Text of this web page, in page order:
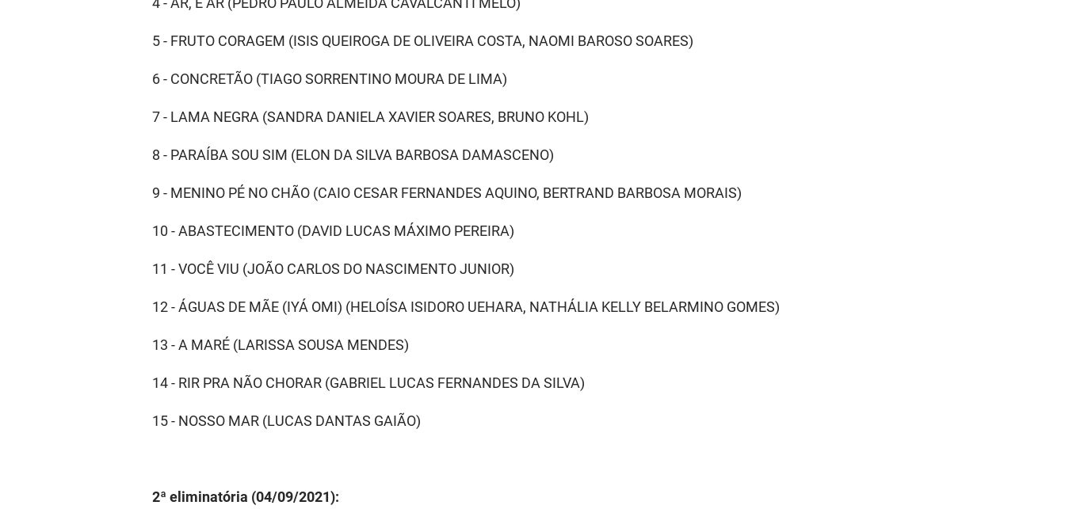
5 - FRUTO CORAGEM (ISIS QUEIROGA DE OLIVEIRA COSTA, NAOMI BAROSO SOARES)
6 - CONCRETÃO (TIAGO SORRENTINO MOURA DE LIMA)
7 - LAMA NEGRA (SANDRA DANIELA XAVIER SOARES, BRUNO KOHL)
8 - PARAÍBA SOU SIM (ELON DA SILVA BARBOSA DAMASCENO)
9 - MENINO PÉ NO CHÃO (CAIO CESAR FERNANDES AQUINO, BERTRAND BARBOSA MORAIS)
10 - ABASTECIMENTO (DAVID LUCAS MÁXIMO PEREIRA)
11 - VOCÊ VIU (JOÃO CARLOS DO NASCIMENTO JUNIOR)
12 - ÁGUAS DE MÃE (IYÁ OMI) (HELOÍSA ISIDORO UEHARA, NATHÁLIA KELLY BELARMINO GOMES)
13 - A MARÉ (LARISSA SOUSA MENDES)
14 - RIR PRA NÃO CHORAR (GABRIEL LUCAS FERNANDES DA SILVA)
15 - NOSSO MAR (LUCAS DANTAS GAIÃO)
2ª eliminatória (04/09/2021):